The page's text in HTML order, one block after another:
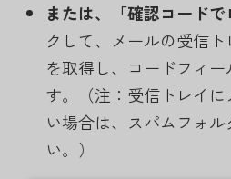
または、「確認コードで
クして、メールの受信
を取得し、コードフィ
す。（注：受信トレイ
い場合は、スパムフォ
い。）